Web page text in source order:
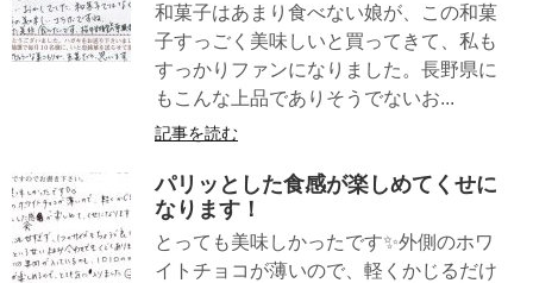
和菓子はあまり食べない娘が、この和菓
子すっごく美味しいと買ってきて、私も
すっかりファンになりました。長野県に
もこんな上品でありそうでないお...
記事を読む
パリッとした食感が楽しめてくせに
なります！
とっても美味しかったです✨外側のホワ
イトチョコが薄いので、軽くかじるだけ